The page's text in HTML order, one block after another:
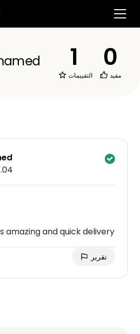
1
التقييمات
0
مفيد
amazing and quick delivery
تقرير